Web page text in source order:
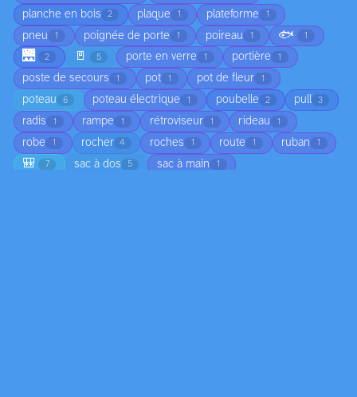
planche en bois 2 plaque 1 plateforme 1
pneu 1 poignée de porte 1 poireau 1 🐟 1
🌉 2 🚪 5 porte en verre 1 portière 1
poste de secours 1 pot 1 pot de fleur 1
poteau 6 poteau électrique 1 poubelle 2 pull 3
radis 1 rampe 1 rétroviseur 1 rideau 1
robe 1 rocher 4 roches 1 route 1 ruban 1
🎒 7 sac à dos 5 sac à main 1